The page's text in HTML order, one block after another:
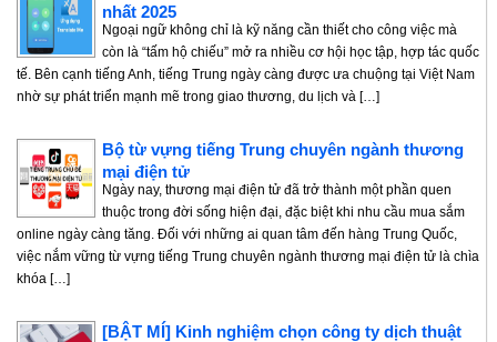
nhất 2025
Ngoại ngữ không chỉ là kỹ năng cần thiết cho công việc mà
còn là “tấm hộ chiếu” mở ra nhiều cơ hội học tập, hợp tác quốc
tế. Bên cạnh tiếng Anh, tiếng Trung ngày càng được ưa chuộng tại Việt Nam
nhờ sự phát triển mạnh mẽ trong giao thương, du lịch và […]
Bộ từ vựng tiếng Trung chuyên ngành thương
mại điện tử
Ngày nay, thương mại điện tử đã trở thành một phần quen
thuộc trong đời sống hiện đại, đặc biệt khi nhu cầu mua sắm
online ngày càng tăng. Đối với những ai quan tâm đến hàng Trung Quốc,
việc nắm vững từ vựng tiếng Trung chuyên ngành thương mại điện tử là chìa
khóa […]
[BẬT MÍ] Kinh nghiệm chọn công ty dịch thuật